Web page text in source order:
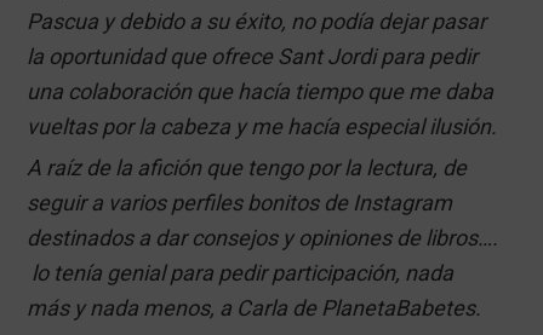
Pascua y debido a su éxito, no podía dejar pasar
la oportunidad que ofrece Sant Jordi para pedir
una colaboración que hacía tiempo que me daba
vueltas por la cabeza y me hacía especial ilusión.
A raíz de la afición que tengo por la lectura, de
seguir a varios perfiles bonitos de Instagram
destinados a dar consejos y opiniones de libros….
lo tenía genial para pedir participación, nada
más y nada menos, a Carla de PlanetaBabetes.